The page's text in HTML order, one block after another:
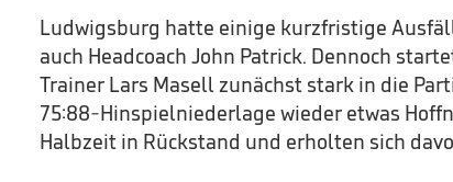
Ludwigsburg hatte einige kurzfristige
auch Headcoach John Patrick. Dennoch
Trainer Lars Masell zunächst stark in die
75:88-Hinspielniederlage wieder etwas
Halbzeit in Rückstand und erholten sich